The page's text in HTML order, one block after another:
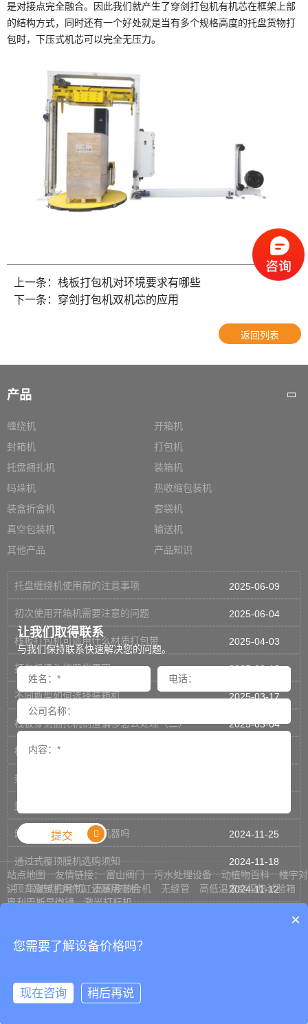
是对接点完全融合。因此我们就产生了穿剑打包机有机芯在框架上部
的结构方式，同时还有一个好处就是当有多个规格高度的托盘货物打
包时，下压式机芯可以完全无压力。
上一条：栈板打包机对环境要求有哪些
下一条：穿剑打包机双机芯的应用
返回列表
产品
缠绕机
开箱机
封箱机
打包机
托盘捆扎机
装箱机
码垛机
热收缩包装机
装盒折盒机
套袋机
真空包装机
输送机
其他产品
产品知识
托盘缠绕机使用前的注意事项 2025-06-09
初次使用开箱机需要注意的问题 2025-06-04
栈板打包机可适用什么材质打包带 2025-04-03
打包机烫头烧毁的原因 2025-03-18
不同瓶型如何选择装箱机 2025-03-17
栈板穿剑捆扎机剑道偏移怎么处理（二） 2025-03-04
栈板穿剑捆扎机剑道偏移怎么处理（一）
封箱机可以倒过来当开箱机用吗
封箱机侧帖可以加到多长
卸垛机是一款特殊的机器吗 2024-11-25
通过式覆顶膜机选购须知 2024-11-18
顶升旋转机用气缸还是用电机 2024-11-12
内抽真空机对于袋子尺寸的要求
选购立柜式真空机需要确认哪些参数
让我们取得联系
与我们保持联系快速解决您的问题。
提交
站点地图 友情链接： 富山阀门 污水处理设备 动植物百科
楼宇对
讲
驾驶式扫地机 高周波热合机 无缝管
高低温交变湿热试验箱
奥利巴斯显微镜
激光打标机
鲁ICP备
19044937号
×
您需要了解设备价格吗？
现在咨询 稍后再说